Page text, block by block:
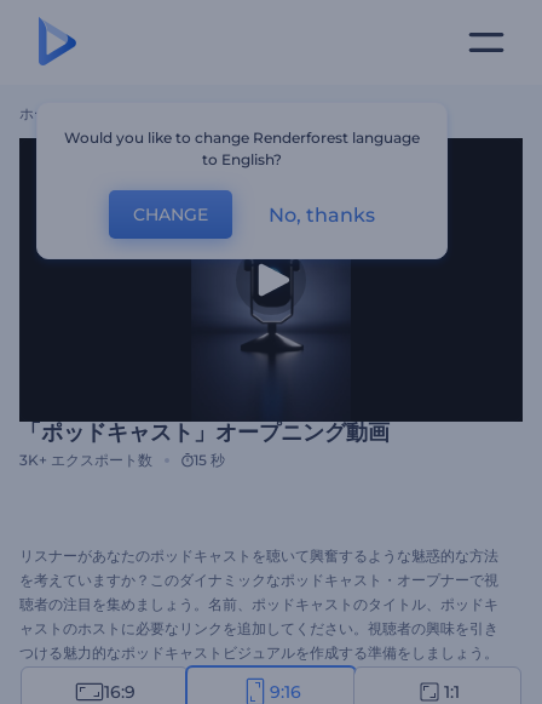
ホーム
「ポッドキャスト」オープニング動画
3K+ エクスポート数 15 秒
リスナーがあなたのポッドキャストを聴いて興奮するような魅惑的な方法
を考えていますか？このダイナミックなポッドキャスト・オープナーで視
聴者の注目を集めましょう。名前、ポッドキャストのタイトル、ポッドキ
ャストのホストに必要なリンクを追加してください。視聴者の興味を引き
つける魅力的なポッドキャストビジュアルを作成する準備をしましょう。
今すぐ試してみてください！
16:9 9:16 1:1
Would you like to change Renderforest language
to English?
CHANGE No, thanks